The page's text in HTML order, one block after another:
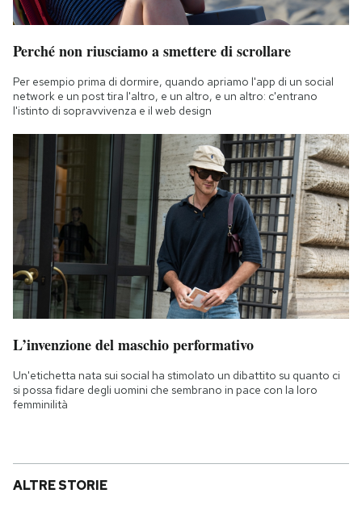
Perché non riusciamo a smettere di scrollare
Per esempio prima di dormire, quando apriamo l'app di un social
network e un post tira l'altro, e un altro, e un altro: c'entrano
l'istinto di sopravvivenza e il web design
L’invenzione del maschio performativo
Un'etichetta nata sui social ha stimolato un dibattito su quanto ci
si possa fidare degli uomini che sembrano in pace con la loro
femminilità
ALTRE STORIE